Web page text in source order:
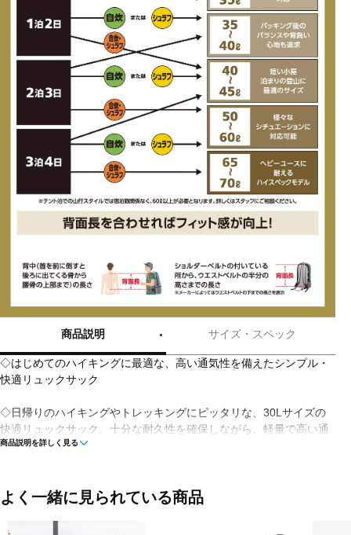
商品説明 サイズ・スペック
◇はじめてのハイキングに最適な、高い通気性を備えたシンプル・
快適リュックサック
◇日帰りのハイキングやトレッキングにピッタリな、30Lサイズの
快適リュックサック。十分な耐久性を確保しながら、軽量で高い通
気性を実現した素材や背面システムは、ハイキング初心者にも安心
ダーなど、豊富な収納は使い勝手も良好です。
■カラー：BLACK-NOIR(N0247)
商品説明を詳しく見る
よく一緒に見られている商品